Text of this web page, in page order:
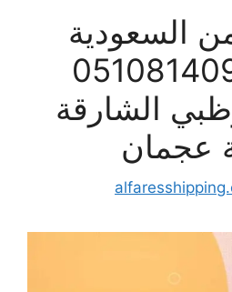
السعودية
0510814090
الشارقة
عجمان